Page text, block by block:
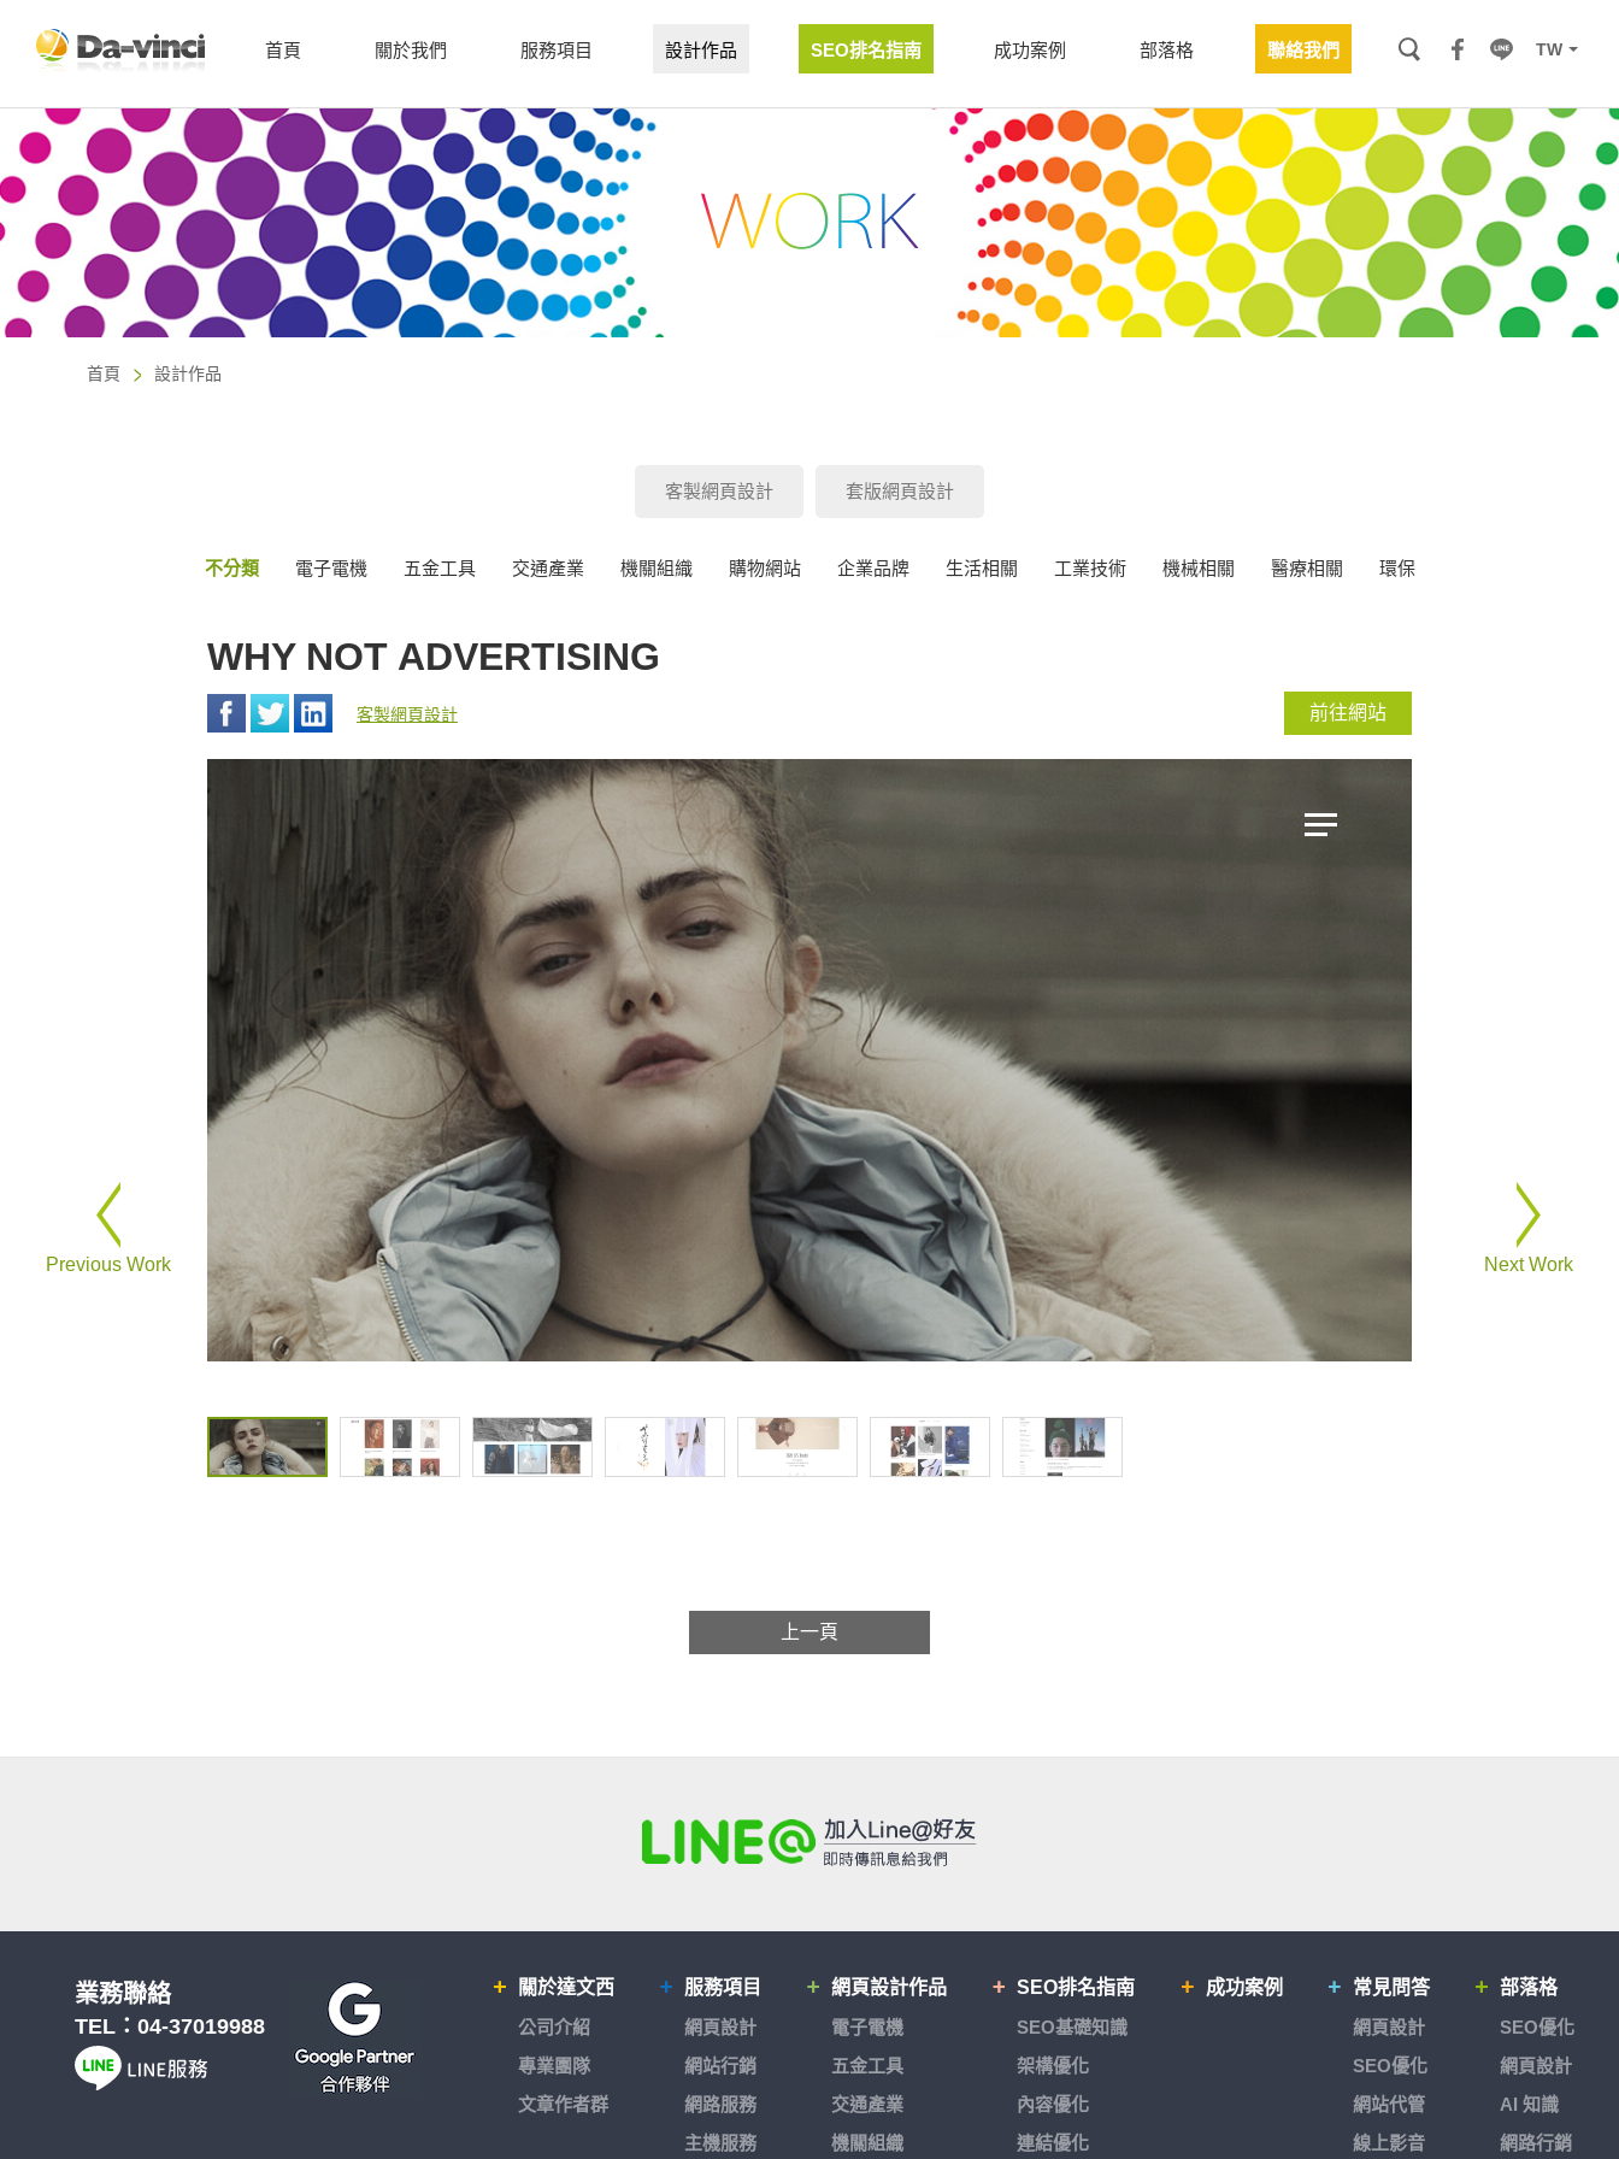
TW
首頁 關於我們 服務項目 設計作品 SEO排名指南 成功案例 部落格 聯絡我們
首頁 設計作品
客製網頁設計 套版網頁設計
不分類 電子電機 五金工具 交通產業 機關組織 購物網站 企業品牌 生活相關 工業技術 機械相關 醫療相關 環保
WHY NOT ADVERTISING
客製網頁設計 前往網站
上一頁
Previous Work Next Work
關於達文西
公司介紹
專業團隊
文章作者群
服務項目
網頁設計
網站行銷
網路服務
主機服務
網頁設計作品
電子電機
五金工具
交通產業
機關組織
SEO排名指南
SEO基礎知識
架構優化
內容優化
連結優化
成功案例
常見問答
網頁設計
SEO優化
網站代管
線上影音
部落格
SEO優化
網頁設計
AI 知識
網路行銷
業務聯絡
TEL： 04-37019988